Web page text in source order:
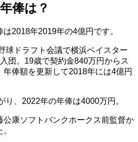
俸は？
2018年2019年の4億円です。
球ドラフト会議で横浜ベイスター
団。19歳で契約金840万円からス
年俸額を更新して2018年には4億円
り、2022年の年俸は4000万円。
公康ソフトバンクホークス前監督か